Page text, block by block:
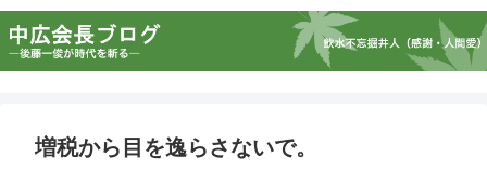
増税から目を逸らさないで。